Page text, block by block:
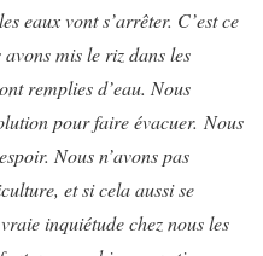
eaux vont s’arrêter. C’est ce
mis le riz dans les
remplies d’eau. Nous
pour faire évacuer. Nous
Nous n’avons pas
et si cela aussi se
inquiétude chez nous les